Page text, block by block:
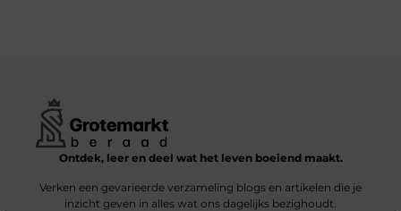
Ontdek, leer en deel wat het leven boeiend maakt.
Verken een gevarieerde verzameling blogs en artikelen die je
inzicht geven in alles wat ons dagelijks bezighoudt.